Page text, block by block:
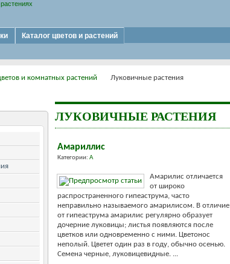
Каталог цветов и растений
и комнатных растений Луковичные растения
ЛУКОВИЧНЫЕ РАСТЕНИЯ
Амариллис
Категории: А
Амарилис отличается
от широко
распространенного гипеаструма, часто
неправильно называемого амарилисом. В отличие
от гипеаструма амарилис регулярно образует
дочерние луковицы; листья появляются после
цветков или одновременно с ними. Цветонос
неполый. Цветет один раз в году, обычно осенью.
Семена черные, луковицевидные. ...